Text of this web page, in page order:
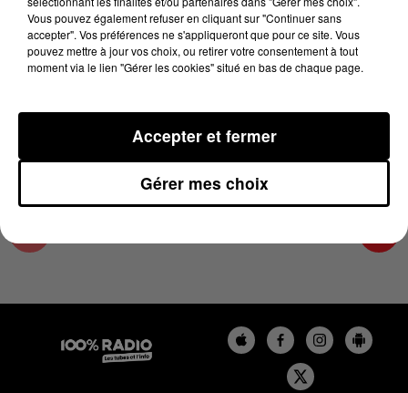
LES INFOS DU PAYS CATALAN DU 30/06/2025
À 08H30
Podcasts infos du Pays Catalan
Vous pouvez également refuser en cliquant sur "Continuer sans
accepter". Vos préférences ne s'appliqueront que pour ce site. Vous
pouvez mettre à jour vos choix, ou retirer votre consentement à tout
moment via le lien "Gérer les cookies" situé en bas de chaque page.
Gérer mes choix
Accepter et fermer